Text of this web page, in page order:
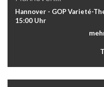
Hannover - GOP Varieté-
15:00 Uhr